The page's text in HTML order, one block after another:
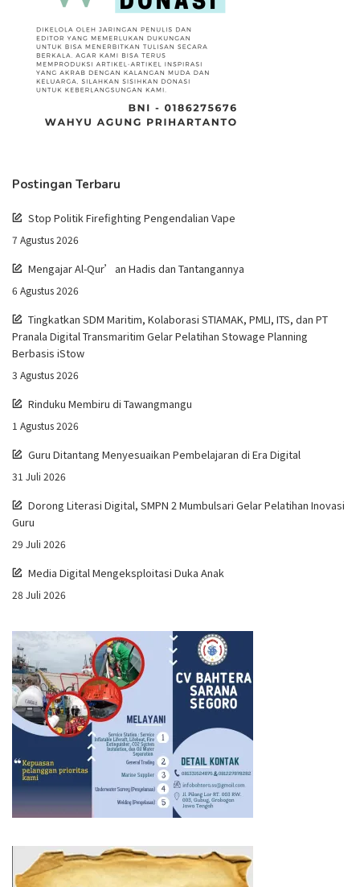
Postingan Terbaru
Stop Politik Firefighting Pengendalian Vape
7 Agustus 2026
Mengajar Al-Qur’an Hadis dan Tantangannya
6 Agustus 2026
Tingkatkan SDM Maritim, Kolaborasi STIAMAK, PMLI, ITS, dan PT
Pranala Digital Transmaritim Gelar Pelatihan Stowage Planning
Berbasis iStow
3 Agustus 2026
Rinduku Membiru di Tawangmangu
1 Agustus 2026
Guru Ditantang Menyesuaikan Pembelajaran di Era Digital
31 Juli 2026
Dorong Literasi Digital, SMPN 2 Mumbulsari Gelar Pelatihan Inovasi
Guru
29 Juli 2026
Media Digital Mengeksploitasi Duka Anak
28 Juli 2026